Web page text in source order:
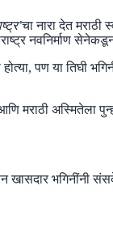
चा नारा देत मराठी
नवनिर्माण
पण या तिघी
अस्मितेला
भगिनींनी